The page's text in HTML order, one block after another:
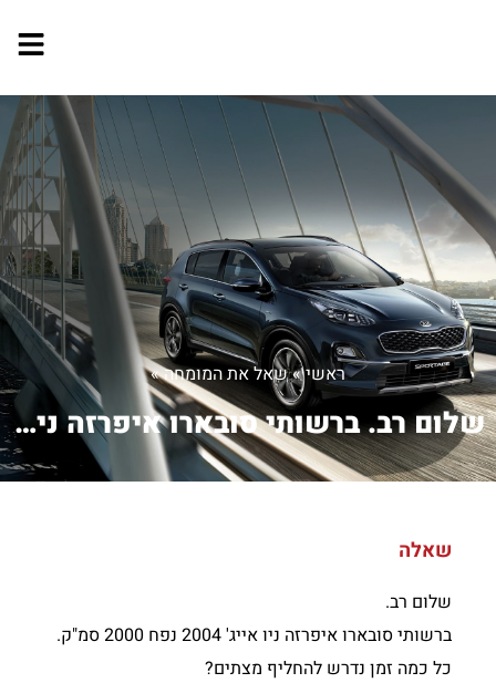
ראשי»שאל את המומחה»
שלום רב. ברשותי סובארו איפרזה ניו איי...
שאלה
שלום רב.
ברשותי סובארו איפרזה ניו אייג' 2004 נפח 2000 סמ"ק.
כל כמה זמן נדרש להחליף מצתים?